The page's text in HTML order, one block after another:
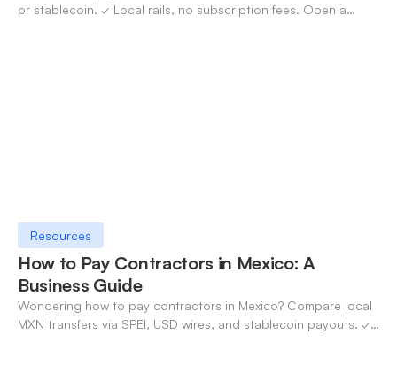
or stablecoin. ✓ Local rails, no subscription fees. Open a
Resources
How to Pay Contractors in Mexico: A
Business Guide
Wondering how to pay contractors in Mexico? Compare local
MXN transfers via SPEI, USD wires, and stablecoin payouts. ✓